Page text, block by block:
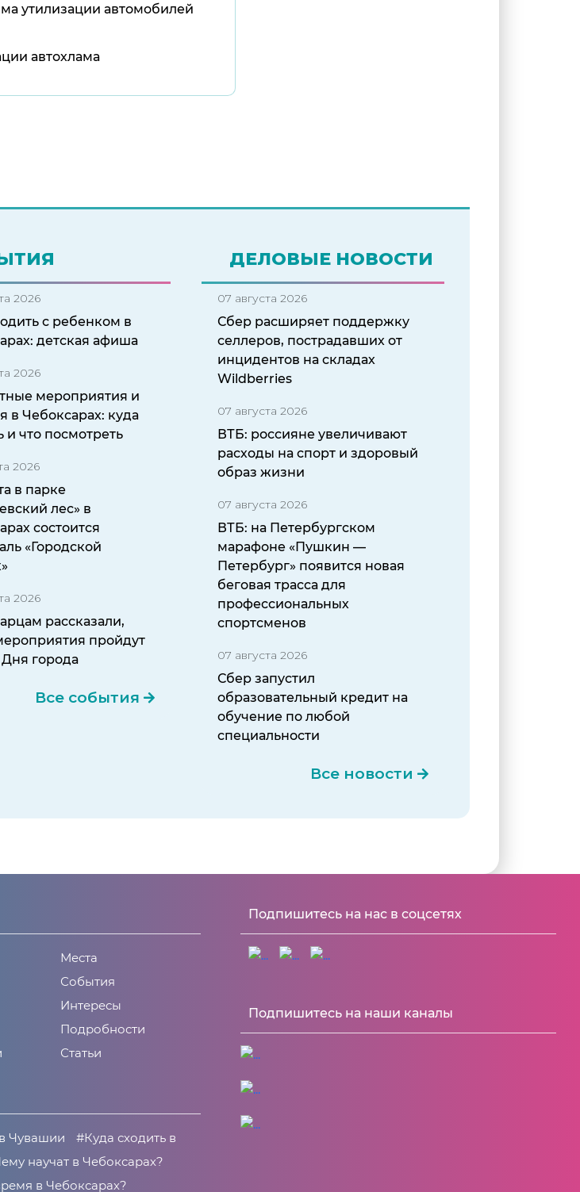
утилизации автомобилей
автохлама
2026
с ребенком в
детская афиша
2026
мероприятия и
в Чебоксарах: куда
и что посмотреть
2026
в парке
лес» в
состоится
«Городской
2026
рассказали,
пройдут
Дня города
Все события
ДЕЛОВЫЕ НОВОСТИ
07 августа 2026
Сбер расширяет поддержку
селлеров, пострадавших от
инцидентов на складах
Wildberries
07 августа 2026
ВТБ: россияне увеличивают
расходы на спорт и здоровый
образ жизни
07 августа 2026
ВТБ: на Петербургском
марафоне «Пушкин —
Петербург» появится новая
беговая трасса для
профессиональных
спортсменов
07 августа 2026
Сбер запустил
образовательный кредит на
обучение по любой
специальности
Все новости
Места
События
Интересы
Подробности
Статьи
Чувашии
#Куда сходить в
научат в Чебоксарах?
в Чебоксарах?
Подпишитесь на нас в соцсетях
Подпишитесь на наши каналы